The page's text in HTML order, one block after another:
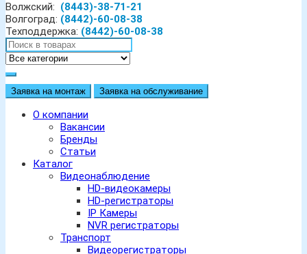
Волжский: (8443)-38-71-21
Волгоград: (8442)-60-08-38
Техподдержка: (8442)-60-08-38
Заявка на монтаж Заявка на обслуживание
О компании
Вакансии
Бренды
Статьи
Каталог
Видеонаблюдение
HD-видеокамеры
HD-регистраторы
IP Камеры
NVR регистраторы
Транспорт
Видеорегистраторы